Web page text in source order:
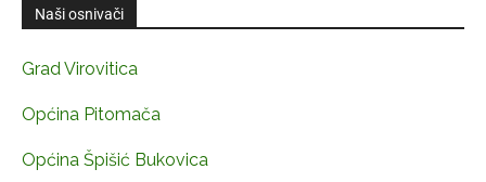
Naši osnivači
Grad Virovitica
Općina Pitomača
Općina Špišić Bukovica